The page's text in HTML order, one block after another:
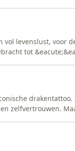
vol levenslust, voor
tot
zelfvertrouwen.